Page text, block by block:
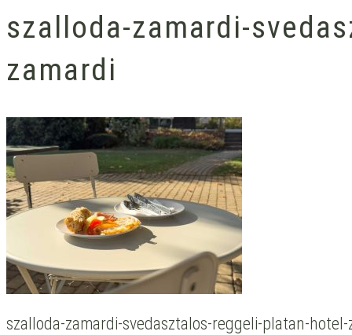
szalloda-zamardi-
zamardi
szalloda-zamardi-svedasztalos-reggeli-platan-